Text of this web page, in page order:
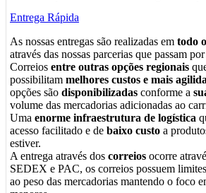
Entrega Rápida
As nossas entregas são realizadas em todo
através das nossas parcerias que passam
Correios entre outras opções regionais
possibilitam melhores custos e mais
opções são disponibilizadas conforme a
volume das mercadorias adicionadas ao
Uma enorme infraestrutura de logística
acesso facilitado e de baixo custo a
estiver.
A entrega através dos correios ocorre
SEDEX e PAC, os correios possuem
ao peso das mercadorias mantendo o foco